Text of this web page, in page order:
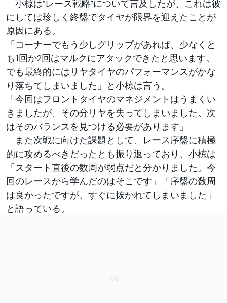
小椋は“レース戦略”について言及したが、これは彼
にしては珍しく終盤でタイヤが限界を迎えたことが
原因にある。
「コーナーでもう少しグリップがあれば、少なくと
も1回か2回はマルクにアタックできたと思います。
でも最終的にはリヤタイヤのパフォーマンスがかな
り落ちてしまいました」と小椋は言う。
「今回はフロントタイヤのマネジメントはうまくい
きましたが、その分リヤを失ってしまいました。次
はそのバランスを見つける必要があります」
また次戦に向けた課題として、レース序盤に積極
的に攻めるべきだったとも振り返っており、小椋は
「スタート直後の数周が弱点だと分かりました。今
回のレースから学んだのはそこです」「序盤の数周
は良かったですが、すぐに抜かれてしまいました」
と語っている。